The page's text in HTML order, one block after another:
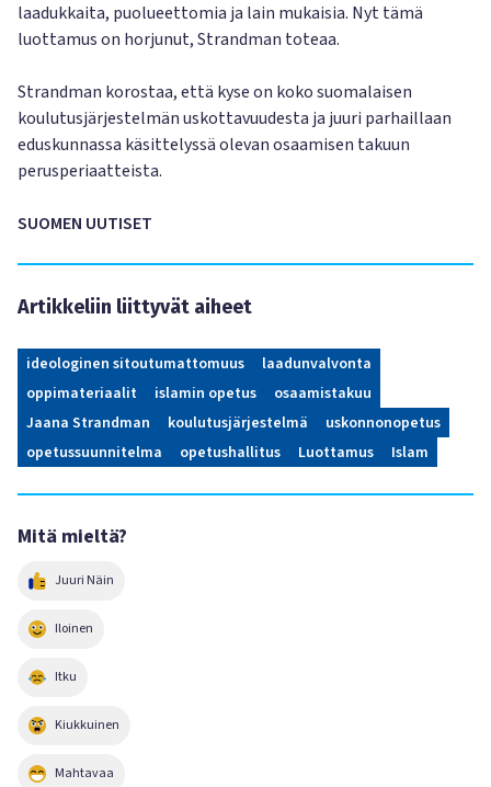
laadukkaita, puolueettomia ja lain mukaisia. Nyt tämä
luottamus on horjunut, Strandman toteaa.
Strandman korostaa, että kyse on koko suomalaisen
koulutusjärjestelmän uskottavuudesta ja juuri parhaillaan
eduskunnassa käsittelyssä olevan osaamisen takuun
perusperiaatteista.
SUOMEN UUTISET
Artikkeliin liittyvät aiheet
ideologinen sitoutumattomuus
laadunvalvonta
oppimateriaalit
islamin opetus
osaamistakuu
Jaana Strandman
koulutusjärjestelmä
uskonnonopetus
opetussuunnitelma
opetushallitus Luottamus Islam
Mitä mieltä?
Juuri Näin
Iloinen
Itku
Kiukkuinen
Mahtavaa